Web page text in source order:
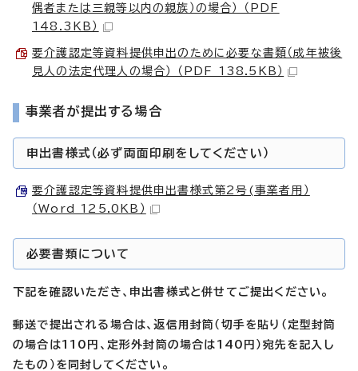
偶者または三親等以内の親族）の場合） （PDF
148.3KB）
要介護認定等資料提供申出のために必要な書類（成年被後
見人の法定代理人の場合） （PDF 138.5KB）
事業者が提出する場合
申出書様式（必ず両面印刷をしてください）
要介護認定等資料提供申出書様式第2号(事業者用）
（Word 125.0KB）
必要書類について
下記を確認いただき、申出書様式と併せてご提出ください。
郵送で提出される場合は、返信用封筒（切手を貼り（定型封筒
の場合は110円、定形外封筒の場合は140円）宛先を記入し
たもの）を同封してください。